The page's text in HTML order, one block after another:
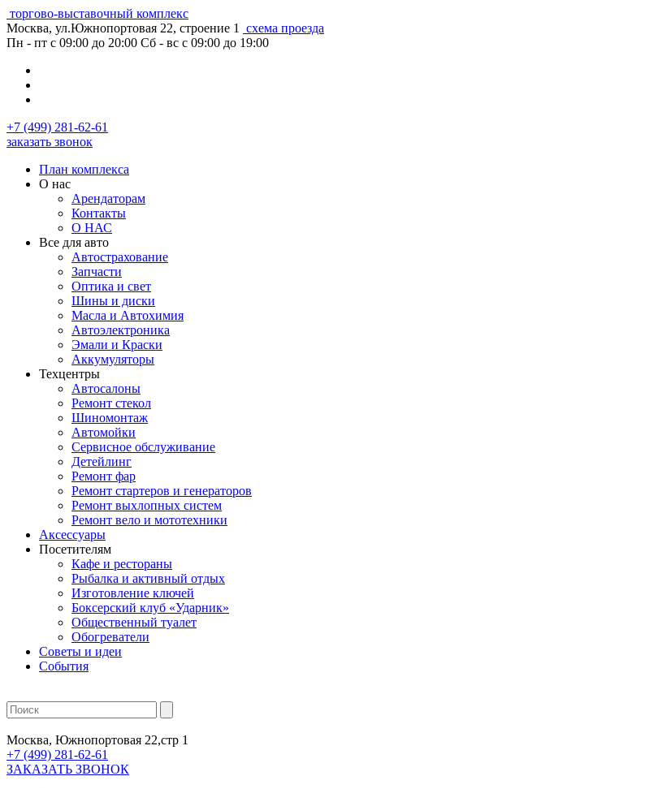
торгово-выставочный комплекс
Москва, ул.Южнопортовая 22, строение 1
схема проезда
Пн - пт с 09:00 до 20:00 Сб - вс с 09:00 до 19:00
+7 (499) 281-62-61
заказать звонок
План комплекса
О нас
Арендаторам
Контакты
О НАС
Все для авто
Автострахование
Запчасти
Оптика и свет
Шины и диски
Масла и Автохимия
Автоэлектроника
Эмали и Краски
Аккумуляторы
Техцентры
Автосалоны
Ремонт стекол
Шиномонтаж
Автомойки
Сервисное обслуживание
Детейлинг
Ремонт фар
Ремонт стартеров и генераторов
Ремонт выхлопных систем
Ремонт вело и мототехники
Аксессуары
Посетителям
Кафе и рестораны
Рыбалка и активный отдых
Изготовление ключей
Боксерский клуб «Ударник»
Общественный туалет
Обогреватели
Советы и идеи
События
Москва, Южнопортовая 22,стр 1
+7 (499) 281-62-61
ЗАКАЗАТЬ ЗВОНОК